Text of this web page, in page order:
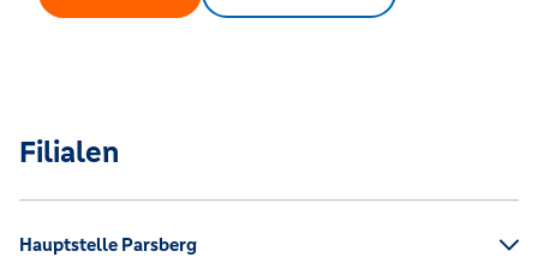
Filialen
Hauptstelle Parsberg